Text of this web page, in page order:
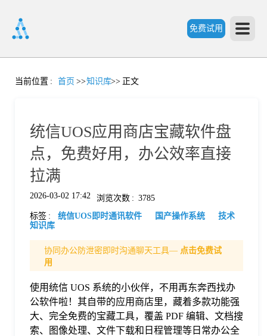
免费试用
首
价
格
当前位置 : 首页 >>知识库>> 正文
统信UOS应用商店宝藏软件盘
点，免费好用，办公效率直接
拉满
2026-03-02 17:42 浏览次数 : 3785
标签 : 统信UOS即时通讯软件 国产操作系统
技术
知识库
协同办公防泄密即时沟通聊天工具— 点击免费试
用
使用统信 UOS 系统的小伙伴，不用再东奔西找办
公软件啦！其自带的应用商店里，藏着多款功能强
大、完全免费的宝藏工具，覆盖 PDF 编辑、文档搜
索、图像处理、文件下载和日程管理等日常办公全